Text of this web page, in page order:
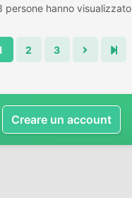
persone hanno visualizzato
2 3
Creare un account